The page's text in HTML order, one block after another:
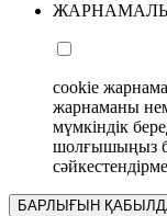
cookie
жарнаманы
мүмкіндік
шолғышыңыз
БАРЛЫҒЫН